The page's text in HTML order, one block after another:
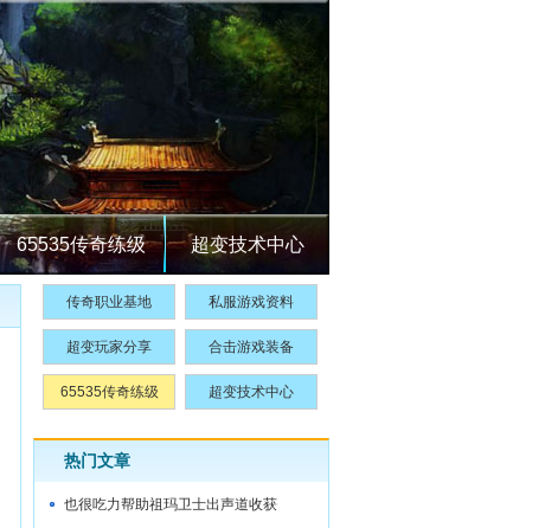
65535传奇练级 超变技术中心
传奇职业基地 私服游戏资料
超变玩家分享 合击游戏装备
65535传奇练级 超变技术中心
热门文章
也很吃力帮助祖玛卫士出声道收获